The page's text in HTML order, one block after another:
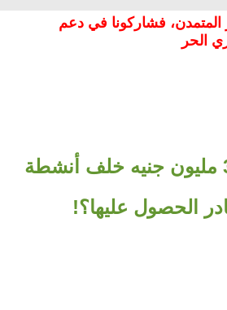
المتمدن، فشاركونا في دعم
الحر
ما هي العقوبة التي تنتظر متهم بغسل 30 مليون جنيه خلف أنشطة
الحصول عليها؟!